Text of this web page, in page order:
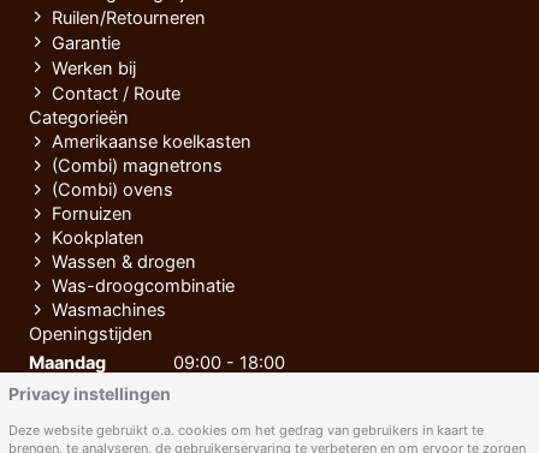
Ruilen/Retourneren
Garantie
Werken bij
Contact / Route
Categorieën
Amerikaanse koelkasten
(Combi) magnetrons
(Combi) ovens
Fornuizen
Kookplaten
Wassen & drogen
Was-droogcombinatie
Wasmachines
Openingstijden
Maandag
09:00 - 18:00
Dinsdag
Woensdag
09:00 - 18:00
Privacy instellingen
Deze website gebruikt o.a. cookies om het gedrag van gebruikers in kaart te
brengen, te analyseren, de gebruikerservaring te verbeteren en om ervoor te zorgen